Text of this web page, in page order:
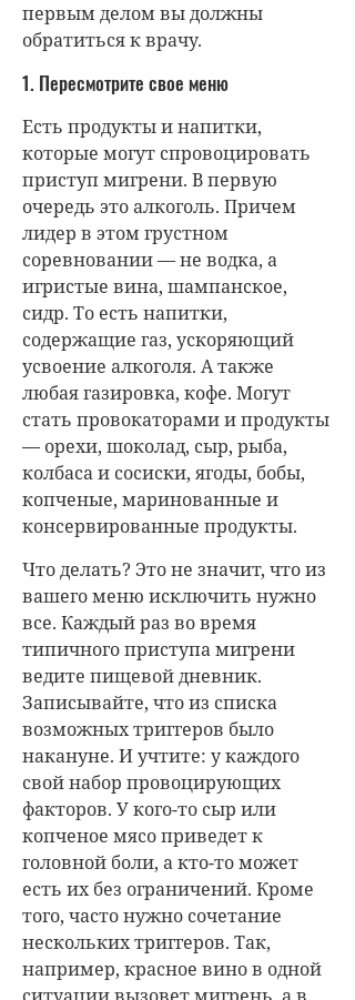
первым делом вы должны
обратиться к врачу.
1. Пересмотрите свое меню
Есть продукты и напитки,
которые могут спровоцировать
приступ мигрени. В первую
очередь это алкоголь. Причем
лидер в этом грустном
соревновании — не водка, а
игристые вина, шампанское,
сидр. То есть напитки,
содержащие газ, ускоряющий
усвоение алкоголя. А также
любая газировка, кофе. Могут
стать провокаторами и продукты
— орехи, шоколад, сыр, рыба,
колбаса и сосиски, ягоды, бобы,
копченые, маринованные и
консервированные продукты.
Что делать? Это не значит, что из
вашего меню исключить нужно
все. Каждый раз во время
типичного приступа мигрени
ведите пищевой дневник.
Записывайте, что из списка
возможных триггеров было
накануне. И учтите: у каждого
свой набор провоцирующих
факторов. У кого-то сыр или
копченое мясо приведет к
головной боли, а кто-то может
есть их без ограничений. Кроме
того, часто нужно сочетание
нескольких триггеров. Так,
например, красное вино в одной